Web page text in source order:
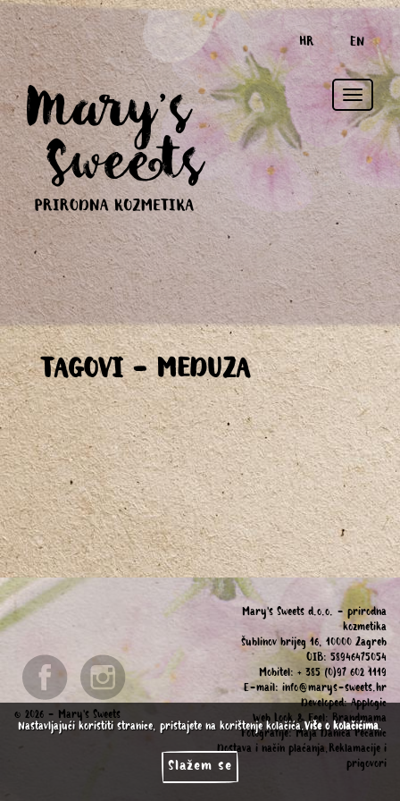
HR EN
Toggle
TAGOVI - MEDUZA
© 2026 - Mary's Sweets
Mary's Sweets d.o.o. - prirodna
kozmetika
Šublinov brijeg 16, 10000 Zagreb
OIB: 58946475054
Mobitel: + 385 (0)97 602 1119
E-mail:info@marys-sweets.hr
Developed:Applogic
Web Look & Feel: Brandmama
Fotografije: Maja Danica Pecanic
Dostava i način plaćanja,Reklamacije i
prigovori
Nastavljajući koristiti stranice, pristajete na korištenje kolačića.Više o kolačićima.
Slažem se